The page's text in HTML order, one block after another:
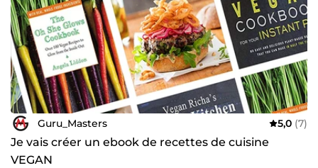
Guru_Masters 5,0 (7)
Je vais créer un ebook de recettes de cuisine
VEGAN